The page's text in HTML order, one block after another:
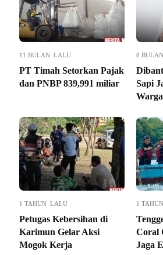
11 BULAN LALU
PT Timah Setorkan Pajak
dan PNBP 839,991 miliar
8
Sapi
1 TAHUN LALU
Petugas Kebersihan di
Karimun Gelar Aksi
Mogok Kerja
1
Coral
Jaga